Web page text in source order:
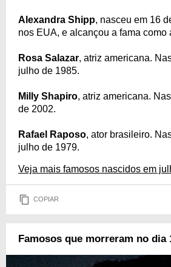
Alexandra Shipp, nasceu em 16
nos EUA, e alcançou a fama como
Rosa Salazar, atriz americana.
julho de 1985.
Milly Shapiro, atriz americana.
de 2002.
Rafael Raposo, ator brasileiro.
julho de 1979.
Veja mais famosos nascidos em
COPIAR
Famosos que morreram no dia